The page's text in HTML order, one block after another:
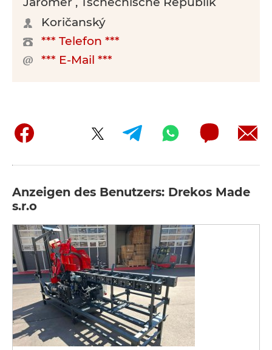
Koričanský
*** Telefon ***
*** E-Mail ***
Anzeigen des Benutzers: Drekos Made
s.r.o